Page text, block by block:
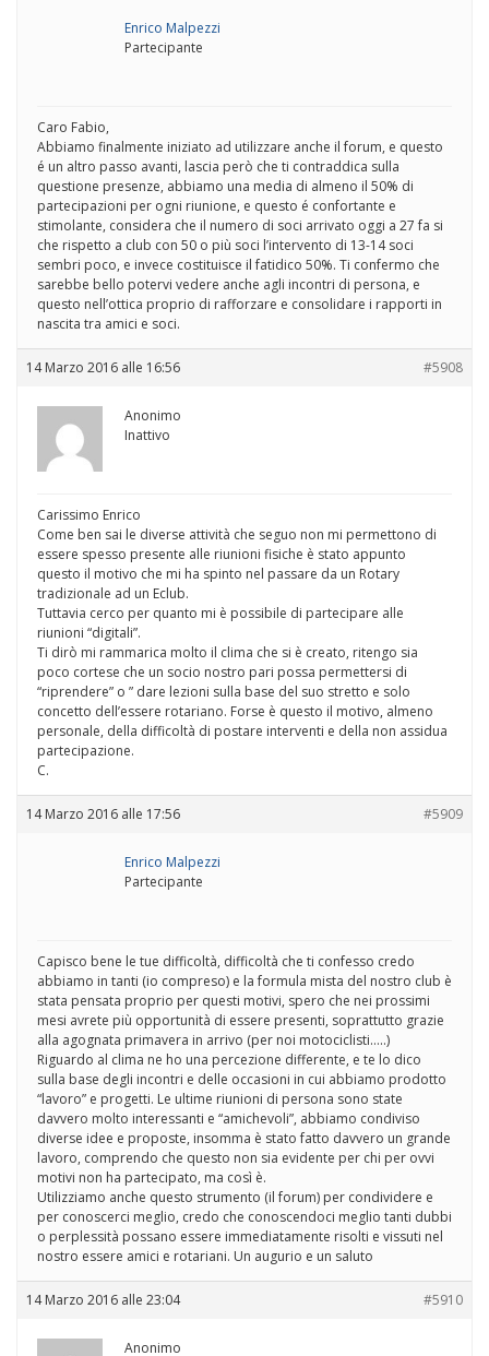
Enrico Malpezzi
Partecipante
Caro Fabio,
Abbiamo finalmente iniziato ad utilizzare anche il forum, e questo
é un altro passo avanti, lascia però che ti contraddica sulla
questione presenze, abbiamo una media di almeno il 50% di
partecipazioni per ogni riunione, e questo é confortante e
stimolante, considera che il numero di soci arrivato oggi a 27 fa si
che rispetto a club con 50 o più soci l’intervento di 13-14 soci
sembri poco, e invece costituisce il fatidico 50%. Ti confermo che
sarebbe bello potervi vedere anche agli incontri di persona, e
questo nell’ottica proprio di rafforzare e consolidare i rapporti in
nascita tra amici e soci.
14 Marzo 2016 alle 16:56 #5908
Anonimo
Inattivo
Carissimo Enrico
Come ben sai le diverse attività che seguo non mi permettono di
essere spesso presente alle riunioni fisiche è stato appunto
questo il motivo che mi ha spinto nel passare da un Rotary
tradizionale ad un Eclub.
Tuttavia cerco per quanto mi è possibile di partecipare alle
riunioni “digitali”.
Ti dirò mi rammarica molto il clima che si è creato, ritengo sia
poco cortese che un socio nostro pari possa permettersi di
“riprendere” o ” dare lezioni sulla base del suo stretto e solo
concetto dell’essere rotariano. Forse è questo il motivo, almeno
personale, della difficoltà di postare interventi e della non assidua
partecipazione.
C.
14 Marzo 2016 alle 17:56 #5909
Enrico Malpezzi
Partecipante
Capisco bene le tue difficoltà, difficoltà che ti confesso credo
abbiamo in tanti (io compreso) e la formula mista del nostro club è
stata pensata proprio per questi motivi, spero che nei prossimi
mesi avrete più opportunità di essere presenti, soprattutto grazie
alla agognata primavera in arrivo (per noi motociclisti…..)
Riguardo al clima ne ho una percezione differente, e te lo dico
sulla base degli incontri e delle occasioni in cui abbiamo prodotto
“lavoro” e progetti. Le ultime riunioni di persona sono state
davvero molto interessanti e “amichevoli”, abbiamo condiviso
diverse idee e proposte, insomma è stato fatto davvero un grande
lavoro, comprendo che questo non sia evidente per chi per ovvi
motivi non ha partecipato, ma così è.
Utilizziamo anche questo strumento (il forum) per condividere e
per conoscerci meglio, credo che conoscendoci meglio tanti dubbi
o perplessità possano essere immediatamente risolti e vissuti nel
nostro essere amici e rotariani. Un augurio e un saluto
14 Marzo 2016 alle 23:04 #5910
Anonimo